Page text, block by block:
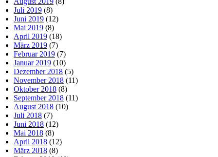
Juli 2019 (8)
Juni 2019 (12)
Mai 2019 (8)
April 2019 (18)
März 2019 (7)
Februar 2019 (7)
Januar 2019 (10)
Dezember 2018 (5)
November 2018 (11)
Oktober 2018 (8)
September 2018 (11)
August 2018 (10)
Juli 2018 (7)
Juni 2018 (12)
Mai 2018 (8)
April 2018 (12)
März 2018 (8)